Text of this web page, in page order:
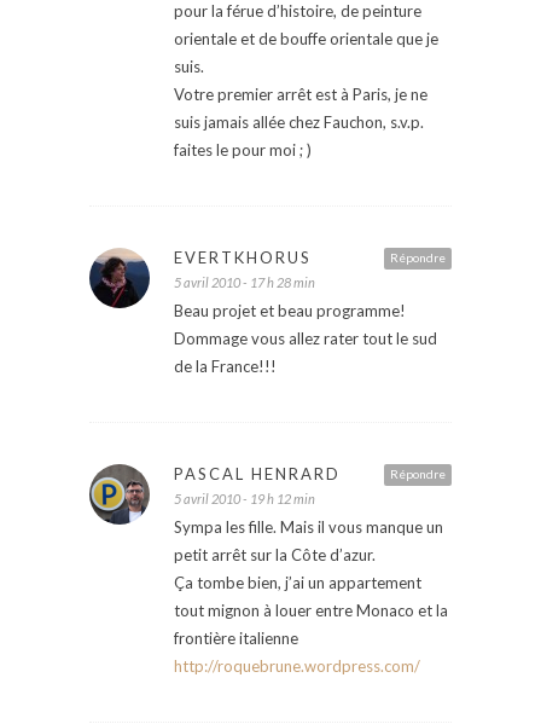
pour la férue d’histoire, de peinture
orientale et de bouffe orientale que je
suis.
Votre premier arrêt est à Paris, je ne
suis jamais allée chez Fauchon, s.v.p.
faites le pour moi ; )
Répondre
EVERTKHORUS
5 avril 2010 - 17 h 28 min
Beau projet et beau programme!
Dommage vous allez rater tout le sud
de la France!!!
Répondre
PASCAL HENRARD
5 avril 2010 - 19 h 12 min
Sympa les fille. Mais il vous manque un
petit arrêt sur la Côte d’azur.
Ça tombe bien, j’ai un appartement
tout mignon à louer entre Monaco et la
frontière italienne
http://roquebrune.wordpress.com/